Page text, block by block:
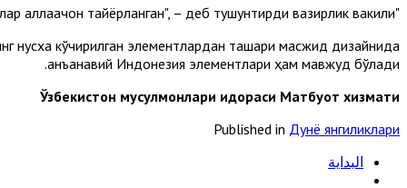
"Биз уни Рамазон арафасида очишимиз керак, чунки бу ойга бағишланган кўплаб дастурлар аллақачон тайёрланган", – деб тушунтирди вазирлик вакили.
кўчирилган элементлардан ташқари масжид дизайнида
анъанавий Индонезия элементлари ҳам мавжуд бўлади.
Ўзбекистон мусулмонлари идораси Mатбуот хизмати
Published in Дунё янгиликлари
البداية